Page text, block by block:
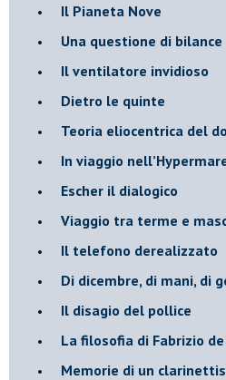
​Il Pianeta Nove
​Una questione di bilance
​Il ventilatore invidioso
​Dietro le quinte
​Teoria eliocentrica del
In viaggio
​Escher il dialogico
​Viaggio tra terme e
Il telefono derealizzato
​Di dicembre, di mani, di
​Il disagio del pollice
​La filosofia di Fabrizio
Memorie di un